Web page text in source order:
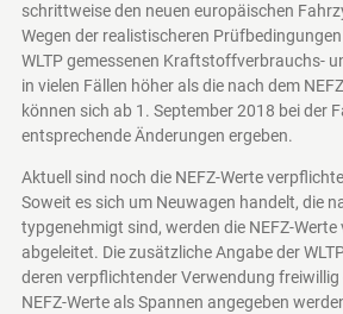
schrittweise den neuen europäischen
Wegen der realistischeren
WLTP gemessenen Kraftstoffverbrauchs-
in vielen Fällen höher als die nach dem
können sich ab 1. September 2018 bei der
entsprechende Änderungen ergeben.
Aktuell sind noch die NEFZ-Werte
Soweit es sich um Neuwagen handelt, die
typgenehmigt sind, werden die NEFZ-Werte
abgeleitet. Die zusätzliche Angabe der
deren verpflichtender Verwendung
NEFZ-Werte als Spannen angegeben